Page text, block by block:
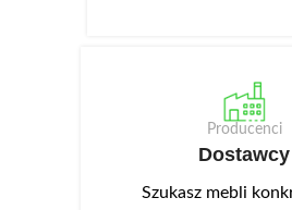
Producenci
Dostawcy
Szukasz mebli